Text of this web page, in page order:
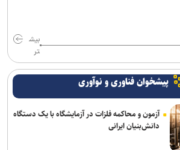
بیش
تر
پیشخوان فناوری و نوآوری
آزمون و محاکمه فلزات در آزمایشگاه با یک دستگاه
دانش‌بنیان ایرانی